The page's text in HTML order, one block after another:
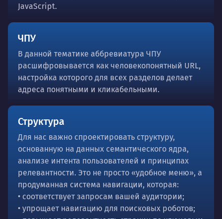
JavaScript.
ЧПУ
В данной тематике аббревиатура ЧПУ
расшифровывается как человекопонятный URL,
настройка которого для всех разделов делает
адреса понятными и кликабельными.
Структура
Для нас важно спроектировать структуру,
основанную на данных семантического ядра,
анализе интента пользователей и принципах
релевантности. Это не просто «удобное меню», а
продуманная система навигации, которая:
• соответствует запросам вашей аудитории;
• упрощает навигацию для поисковых роботов;